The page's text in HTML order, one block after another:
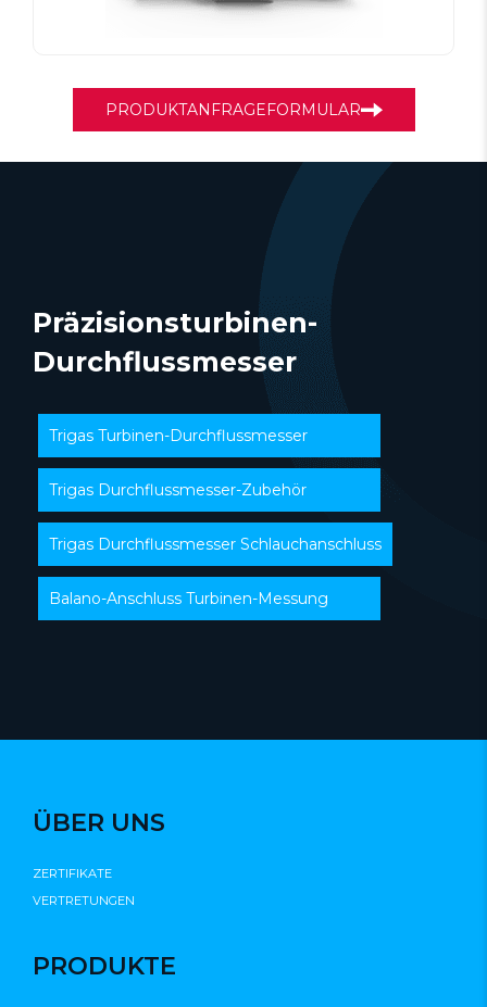
PRODUKTANFRAGEFORMULAR
Präzisionsturbinen-
Durchflussmesser
Trigas Turbinen-Durchflussmesser
Trigas Durchflussmesser-Zubehör
Trigas Durchflussmesser Schlauchanschluss
Balano-Anschluss Turbinen-Messung
ÜBER UNS
ZERTIFIKATE
VERTRETUNGEN
PRODUKTE